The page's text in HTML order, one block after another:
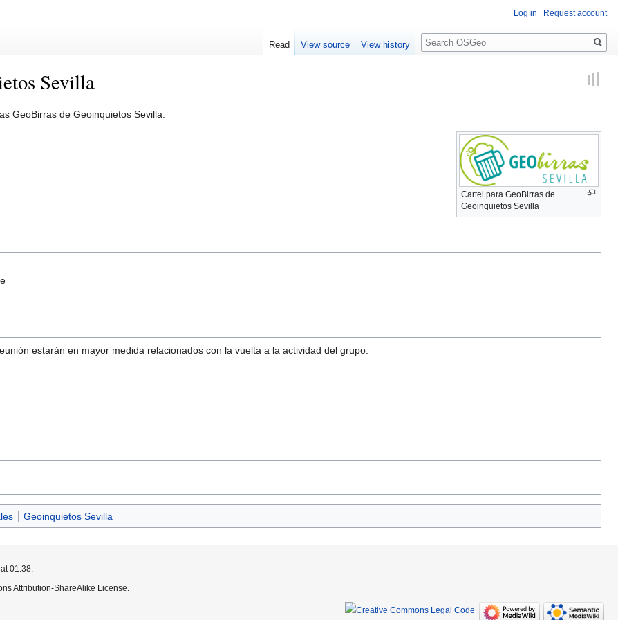
Sevilla
GeoBirras de Geoinquietos Sevilla.
Cartel para GeoBirras de
Geoinquietos Sevilla
estarán en mayor medida relacionados con la vuelta a la actividad del grupo:
Geoinquietos Sevilla
Log in Request account
Read View source View history
Search
01:38.
Attribution-ShareAlike License.